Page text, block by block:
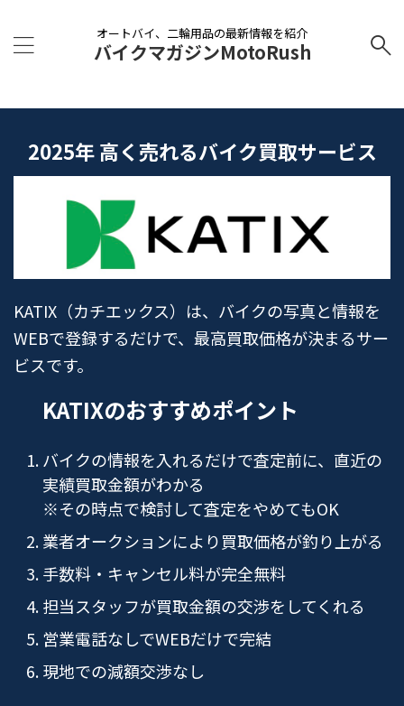
オートバイ、二輪用品の最新情報を紹介
バイクマガジンMotoRush
2025年 高く売れるバイク買取サービス
KATIX（カチエックス）は、バイクの写真と情報を
WEBで登録するだけで、最高買取価格が決まるサー
ビスです。
KATIXのおすすめポイント
バイクの情報を入れるだけで査定前に、直近の
実績買取金額がわかる
※その時点で検討して査定をやめてもOK
業者オークションにより買取価格が釣り上がる
手数料・キャンセル料が完全無料
担当スタッフが買取金額の交渉をしてくれる
営業電話なしでWEBだけで完結
現地での減額交渉なし